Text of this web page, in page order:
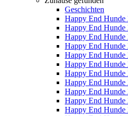
Geschichten
Happy End Hunde
Happy End Hunde
Happy End Hunde
Happy End Hunde
Happy End Hunde
Happy End Hunde
Happy End Hunde
Happy End Hunde
Happy End Hunde
Happy End Hunde
Happy End Hunde